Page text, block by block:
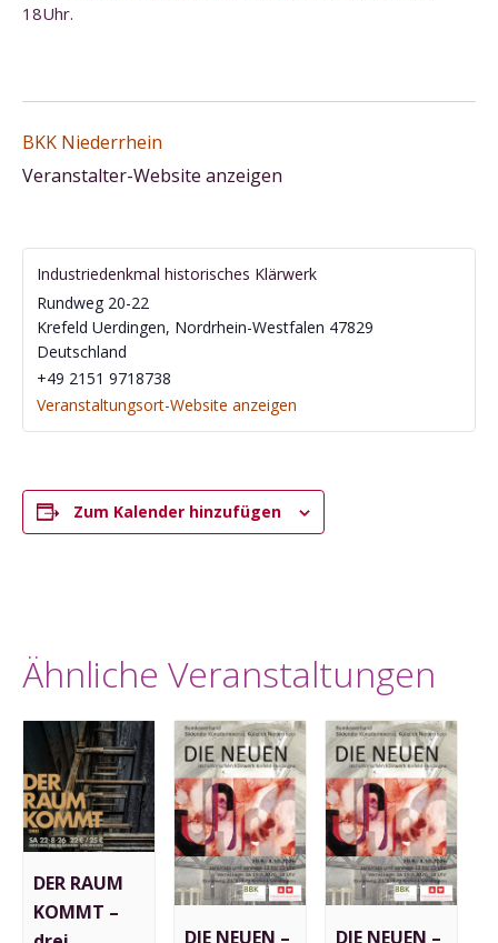
18Uhr.
BKK Niederrhein
Veranstalter-Website anzeigen
Industriedenkmal historisches Klärwerk
Rundweg 20-22
Krefeld Uerdingen, Nordrhein-Westfalen 47829
Deutschland
‭+49 2151 9718738‬
Veranstaltungsort-Website anzeigen
Zum Kalender hinzufügen
Ähnliche Veranstaltungen
DER RAUM
KOMMT –
DIE NEUEN – DIE NEUEN –